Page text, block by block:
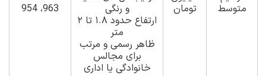
متوسط
تومان
و رنگی
ارتفاع حدود ۱.۸ تا ۲
متر
ظاهر رسمی و مرتب
برای مجالس
خانوادگی یا اداری
963، 954